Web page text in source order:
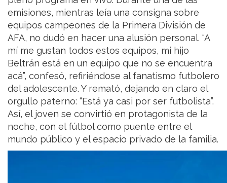
emisiones, mientras leía una consigna sobre
equipos campeones de la Primera División de
AFA, no dudó en hacer una alusión personal. “A
mí me gustan todos estos equipos, mi hijo
Beltrán está en un equipo que no se encuentra
acá”, confesó, refiriéndose al fanatismo futbolero
del adolescente. Y remató, dejando en claro el
orgullo paterno: “Está ya casi por ser futbolista”.
Así, el joven se convirtió en protagonista de la
noche, con el fútbol como puente entre el
mundo público y el espacio privado de la familia.